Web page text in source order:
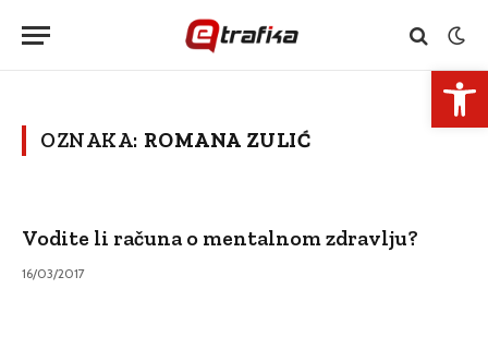
OZNAKA: ROMANA ZULIĆ
Vodite li računa o mentalnom zdravlju?
16/03/2017